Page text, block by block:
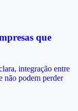
que
integração entre
não podem perder